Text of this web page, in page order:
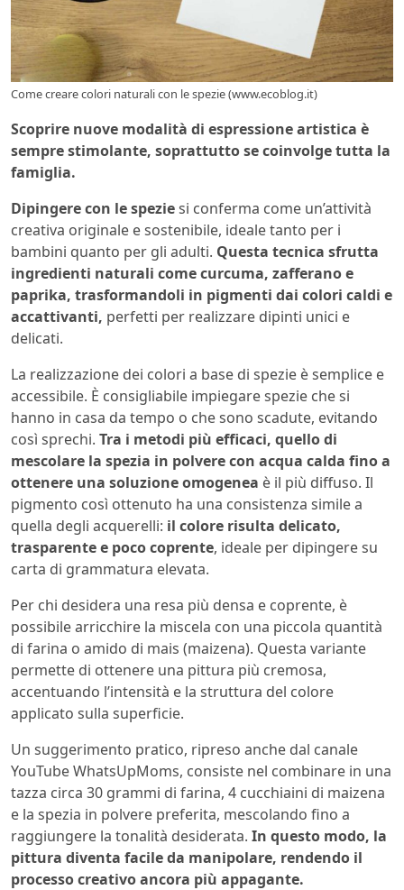
Come creare colori naturali con le spezie (www.ecoblog.it)
Scoprire nuove modalità di espressione artistica è
sempre stimolante, soprattutto se coinvolge tutta la
famiglia.
Dipingere con le speziesi conferma come un’attività
creativa originale e sostenibile, ideale tanto per i
bambini quanto per gli adulti. Questa tecnica sfrutta
ingredienti naturali come curcuma, zafferano e
paprika, trasformandoli in pigmenti dai colori caldi e
accattivanti, perfetti per realizzare dipinti unici e
delicati.
La realizzazione dei colori a base di spezie è semplice e
accessibile. È consigliabile impiegare spezie che si
hanno in casa da tempo o che sono scadute, evitando
così sprechi. Tra i metodi più efficaci, quello di
mescolare la spezia in polvere con acqua calda fino a
ottenere una soluzione omogenea è il più diffuso. Il
pigmento così ottenuto ha una consistenza simile a
quella degli acquerelli: il colore risulta delicato,
trasparente e poco coprente, ideale per dipingere su
carta di grammatura elevata.
Per chi desidera una resa più densa e coprente, è
possibile arricchire la miscela con una piccola quantità
di farina o amido di mais (maizena). Questa variante
permette di ottenere una pittura più cremosa,
accentuando l’intensità e la struttura del colore
applicato sulla superficie.
Un suggerimento pratico, ripreso anche dal canale
YouTube WhatsUpMoms, consiste nel combinare in una
tazza circa 30 grammi di farina, 4 cucchiaini di maizena
e la spezia in polvere preferita, mescolando fino a
raggiungere la tonalità desiderata. In questo modo, la
pittura diventa facile da manipolare, rendendo il
processo creativo ancora più appagante.